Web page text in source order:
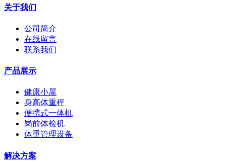
关于我们
公司简介
在线留言
联系我们
产品展示
健康小屋
身高体重秤
便携式一体机
岗前体检机
体重管理设备
解决方案